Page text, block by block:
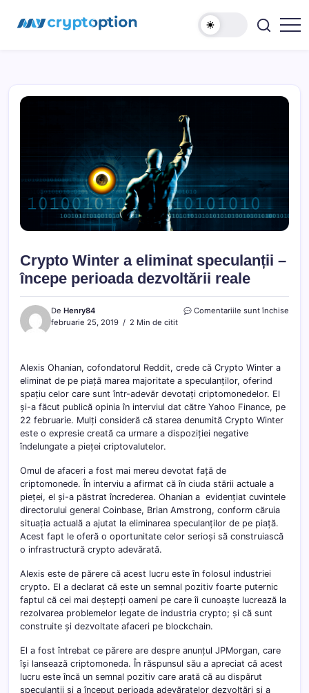
MyCryptOption
Crypto Winter a eliminat speculanții –
începe perioada dezvoltării reale
De Henry84
februarie 25, 2019
2 Min de citit
Comentariile sunt închise
Alexis Ohanian, cofondatorul Reddit, crede că Crypto Winter a
eliminat de pe piață marea majoritate a speculanților, oferind
spațiu celor care sunt într-adevăr devotați criptomonedelor. El
și-a făcut publică opinia în interviul dat către Yahoo Finance, pe
22 februarie. Mulți consideră că starea denumită Crypto Winter
este o expresie creată ca urmare a dispoziției negative
îndelungate a pieței criptovalutelor.
Omul de afaceri a fost mai mereu devotat față de
criptomonede. În interviu a afirmat că în ciuda stării actuale a
pieței, el și-a păstrat încrederea. Ohanian a evidențiat cuvintele
directorului general Coinbase, Brian Amstrong, conform căruia
situația actuală a ajutat la eliminarea speculanților de pe piață.
Acest fapt le oferă o oportunitate celor serioși să construiască
o infrastructură crypto adevărată.
Alexis este de părere că acest lucru este în folosul industriei
crypto. El a declarat că este un semnal pozitiv foarte puternic
faptul că cei mai deștepți oameni pe care îi cunoaște lucrează la
rezolvarea problemelor legate de industria crypto; și că sunt
construite și dezvoltate afaceri pe blockchain.
El a fost întrebat ce părere are despre anunțul JPMorgan, care
își lansează criptomoneda. În răspunsul său a apreciat că acest
lucru este încă un semnal pozitiv care arată că au dispărut
speculanții și a început perioada adevăratelor dezvoltări și a